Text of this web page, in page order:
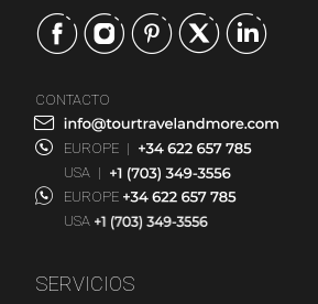
SERVICIOS
CONTACTO
EUROPE |
USA |
EUROPE
USA